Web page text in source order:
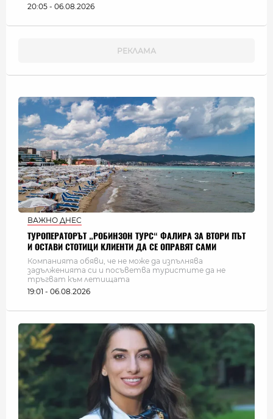
20:05 - 06.08.2026
ВАЖНО ДНЕС
ТУРОПЕРАТОРЪТ „РОБИНЗОН ТУРС“ ФАЛИРА ЗА ВТОРИ ПЪТ
И ОСТАВИ СТОТИЦИ КЛИЕНТИ ДА СЕ ОПРАВЯТ САМИ
Компанията обяви, че не може да изпълнява
задълженията си и посъветва туристите да не
тръгват към летищата
19:01 - 06.08.2026